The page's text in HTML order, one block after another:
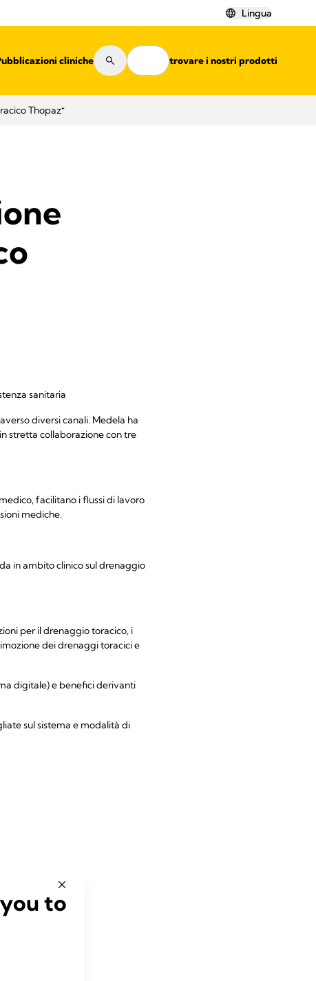
Lingua
clinicheRisorse Dove trovare i nostri prodotti
Thopaz⁺
sanitaria
diversi canali. Medela ha
stretta collaborazione con tre
facilitano i flussi di lavoro
mediche.
in ambito clinico sul drenaggio
per il drenaggio toracico, i
dei drenaggi toracici e
digitale) e benefici derivanti
sul sistema e modalità di
to